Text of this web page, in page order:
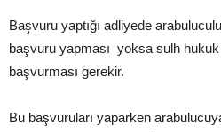
Başvuru yaptığı adliyede
başvuru yapması yoksa sulh
başvurması gerekir.
Bu başvuruları yaparken